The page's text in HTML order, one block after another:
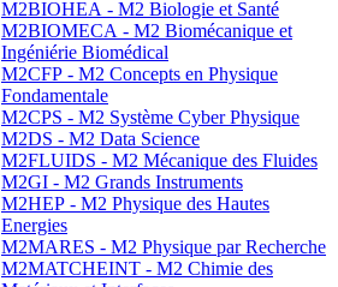
M2BIOHEA - M2 Biologie et Santé
M2BIOMECA - M2 Biomécanique et
Ingéniérie Biomédical
M2CFP - M2 Concepts en Physique
Fondamentale
M2CPS - M2 Système Cyber Physique
M2DS - M2 Data Science
M2FLUIDS - M2 Mécanique des Fluides
M2GI - M2 Grands Instruments
M2HEP - M2 Physique des Hautes
Energies
M2MARES - M2 Physique par Recherche
M2MATCHEINT - M2 Chimie des